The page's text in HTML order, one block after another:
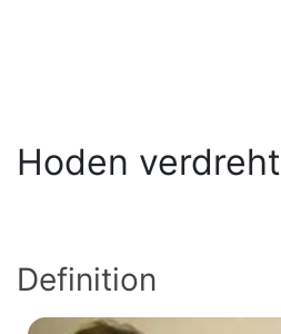
Hoden verdreht
Definition